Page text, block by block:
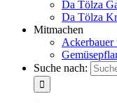
Da Tölza
Da Tölza
Mitmachen
Ackerbauer
Suche nach: